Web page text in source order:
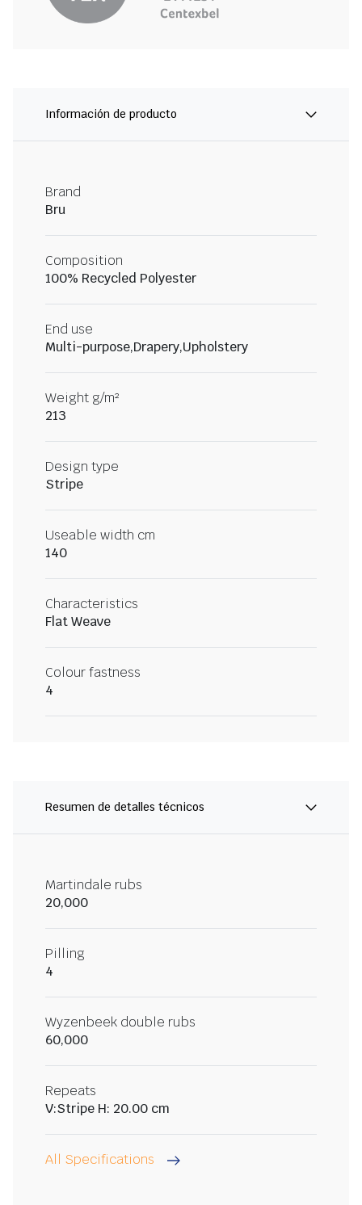
Información de producto
Brand
Bru
Composition
100% Recycled Polyester
End use
Multi-purpose,Drapery,Upholstery
Weight g/m²
213
Design type
Stripe
Useable width cm
140
Characteristics
Flat Weave
Colour fastness
4
Resumen de detalles técnicos
Martindale rubs
20,000
Pilling
4
Wyzenbeek double rubs
60,000
Repeats
V:Stripe H: 20.00 cm
All Specifications